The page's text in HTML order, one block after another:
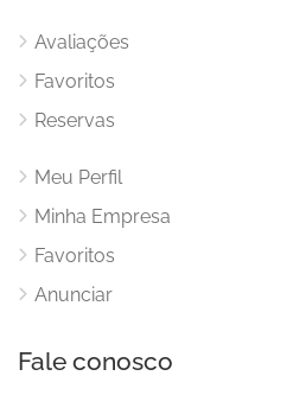
Avaliações
Favoritos
Reservas
Meu Perfil
Minha Empresa
Favoritos
Anunciar
Fale conosco